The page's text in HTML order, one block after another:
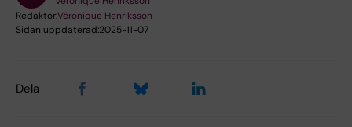
Redaktör:Véronique Henriksson
Sidan uppdaterad:2025-11-07
Dela